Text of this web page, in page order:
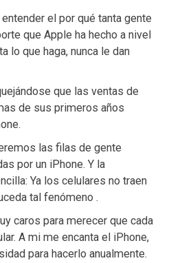
el por qué tanta gente
que Apple ha hecho a nivel
lo que haga, nunca le dan
que las ventas de
de sus primeros años
las filas de gente
por un iPhone. Y la
Ya los celulares no traen
tal fenómeno .
caros para merecer que cada
A mi me encanta el iPhone,
para hacerlo anualmente.